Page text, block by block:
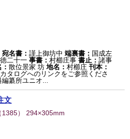
宛名書：謹上御坊中 端裏書： 国成左
二十一 事書：村櫛庄事書止：諸事
：散位景家 坊 地名：村櫛庄 刊本：
タログへのリンクをご参照くださ
編纂所ユニオ...
文
1385） 294×305mm